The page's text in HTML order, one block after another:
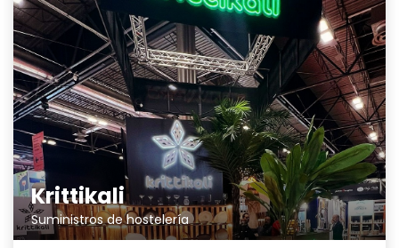
Krittikali
Suministros de hostelería